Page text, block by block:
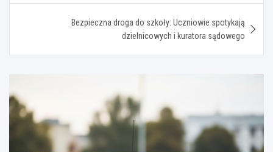
Bezpieczna droga do szkoły: Uczniowie spotykają
dzielnicowych i kuratora sądowego